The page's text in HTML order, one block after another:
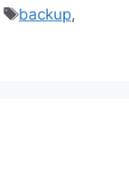
Tags
backup,